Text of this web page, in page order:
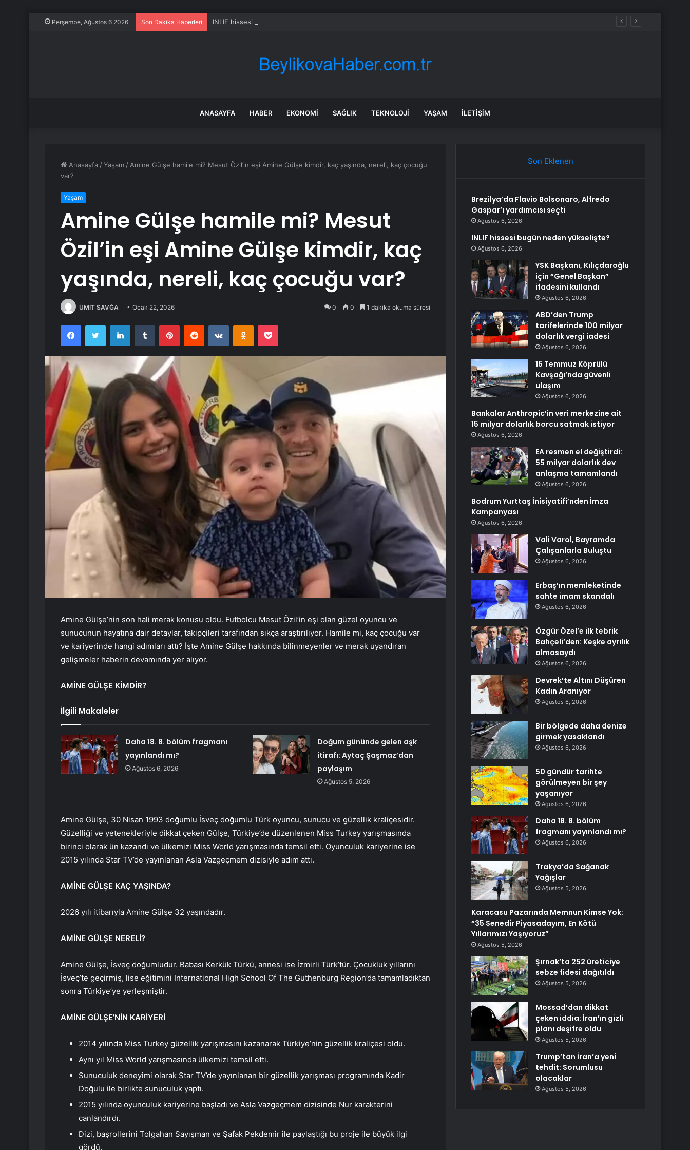
Perşembe, Ağustos 6 2026 Son Dakika Haberleri INLIF hissesi bugün neden yükselişte?
ANASAYFA HABER EKONOMI SAĞLIK TEKNOLOJI YAŞAM İLETIŞIM
Anasayfa /Yaşam / Amine Gülşe hamile mi? Mesut Özil’in eşi Amine Gülşe kimdir, kaç yaşında, nereli, kaç çocuğu
var?
Yaşam
Amine Gülşe hamile mi? Mesut
Özil’in eşi Amine Gülşe kimdir, kaç
yaşında, nereli, kaç çocuğu var?
ÜMİT SAVĞA Ocak 22, 2026 0 0 1 dakika okuma süresi
FacebookTwitter LinkedInTumblr PinterestReddit VKontakteOdnoklassniki
Pocket
Amine Gülşe’nin son hali merak konusu oldu. Futbolcu Mesut Özil’in eşi olan güzel oyuncu ve
sunucunun hayatına dair detaylar, takipçileri tarafından sıkça araştırılıyor. Hamile mi, kaç çocuğu var
ve kariyerinde hangi adımları attı? İşte Amine Gülşe hakkında bilinmeyenler ve merak uyandıran
gelişmeler haberin devamında yer alıyor.
AMİNE GÜLŞE KİMDİR?
İlgili Makaleler
Daha 18. 8. bölüm fragmanı
yayınlandı mı?
Ağustos 6, 2026
Doğum gününde gelen aşk
itirafı: Aytaç Şaşmaz’dan
paylaşım
Ağustos 5, 2026
Amine Gülşe, 30 Nisan 1993 doğumlu İsveç doğumlu Türk oyuncu, sunucu ve güzellik kraliçesidir.
Güzelliği ve yetenekleriyle dikkat çeken Gülşe, Türkiye’de düzenlenen Miss Turkey yarışmasında
birinci olarak ün kazandı ve ülkemizi Miss World yarışmasında temsil etti. Oyunculuk kariyerine ise
2015 yılında Star TV’de yayınlanan Asla Vazgeçmem dizisiyle adım attı.
AMİNE GÜLŞE KAÇ YAŞINDA?
2026 yılı itibarıyla Amine Gülşe 32 yaşındadır.
AMİNE GÜLŞE NERELİ?
Amine Gülşe, İsveç doğumludur. Babası Kerkük Türkü, annesi ise İzmirli Türk’tür. Çocukluk yıllarını
İsveç’te geçirmiş, lise eğitimini International High School Of The Guthenburg Region’da tamamladıktan
sonra Türkiye’ye yerleşmiştir.
AMİNE GÜLŞE’NİN KARİYERİ
2014 yılında Miss Turkey güzellik yarışmasını kazanarak Türkiye’nin güzellik kraliçesi oldu.
Aynı yıl Miss World yarışmasında ülkemizi temsil etti.
Sunuculuk deneyimi olarak Star TV’de yayınlanan bir güzellik yarışması programında Kadir
Doğulu ile birlikte sunuculuk yaptı.
2015 yılında oyunculuk kariyerine başladı ve Asla Vazgeçmem dizisinde Nur karakterini
canlandırdı.
Dizi, başrollerini Tolgahan Sayışman ve Şafak Pekdemir ile paylaştığı bu proje ile büyük ilgi
gördü.
Son Eklenen
Brezilya’da Flavio Bolsonaro, Alfredo
Gaspar’ı yardımcısı seçti
Ağustos 6, 2026
INLIF hissesi bugün neden yükselişte?
Ağustos 6, 2026
YSK Başkanı, Kılıçdaroğlu
için “Genel Başkan”
ifadesini kullandı
Ağustos 6, 2026
ABD’den Trump
tarifelerinde 100 milyar
dolarlık vergi iadesi
Ağustos 6, 2026
15 Temmuz Köprülü
Kavşağı’nda güvenli
ulaşım
Ağustos 6, 2026
Bankalar Anthropic’in veri merkezine ait
15 milyar dolarlık borcu satmak istiyor
Ağustos 6, 2026
EA resmen el değiştirdi:
55 milyar dolarlık dev
anlaşma tamamlandı
Ağustos 6, 2026
Bodrum Yurttaş İnisiyatifi’nden İmza
Kampanyası
Ağustos 6, 2026
Vali Varol, Bayramda
Çalışanlarla Buluştu
Ağustos 6, 2026
Erbaş’ın memleketinde
sahte imam skandalı
Ağustos 6, 2026
Özgür Özel’e ilk tebrik
Bahçeli’den: Keşke ayrılık
olmasaydı
Ağustos 6, 2026
Devrek’te Altını Düşüren
Kadın Aranıyor
Ağustos 6, 2026
Bir bölgede daha denize
girmek yasaklandı
Ağustos 6, 2026
50 gündür tarihte
görülmeyen bir şey
yaşanıyor
Ağustos 6, 2026
Daha 18. 8. bölüm
fragmanı yayınlandı mı?
Ağustos 6, 2026
Trakya’da Sağanak
Yağışlar
Ağustos 5, 2026
Karacasu Pazarında Memnun Kimse Yok:
“35 Senedir Piyasadayım, En Kötü
Yıllarımızı Yaşıyoruz”
Ağustos 5, 2026
Şırnak’ta 252 üreticiye
sebze fidesi dağıtıldı
Ağustos 5, 2026
Mossad’dan dikkat
çeken iddia: İran’ın gizli
planı deşifre oldu
Ağustos 5, 2026
Trump’tan İran’a yeni
tehdit: Sorumlusu
olacaklar
Ağustos 5, 2026